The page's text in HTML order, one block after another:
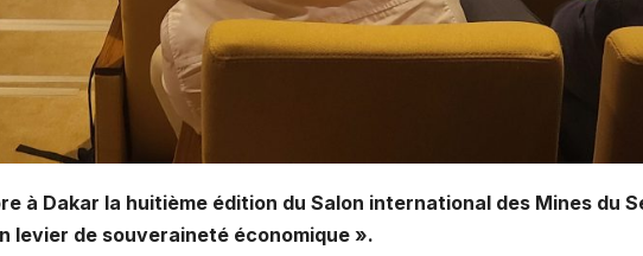
à Dakar la huitième édition du Salon international des Mines du
levier de souveraineté économique ».